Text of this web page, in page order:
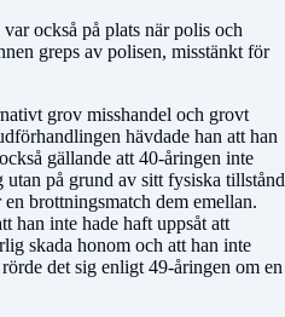
också på plats när polis och
greps av polisen, misstänkt för
grov misshandel och grovt
hävdade han att han
gällande att 40-åringen inte
på grund av sitt fysiska tillstånd
brottningsmatch dem emellan.
han inte hade haft uppsåt att
skada honom och att han inte
det sig enligt 49-åringen om en